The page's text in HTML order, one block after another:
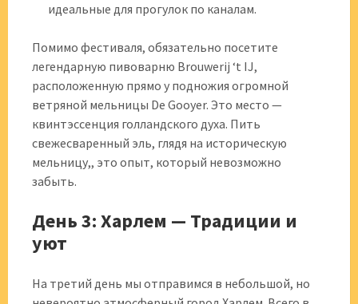
идеальные для прогулок по каналам.
Помимо фестиваля, обязательно посетите
легендарную пивоварню Brouwerij ‘t IJ,
расположенную прямо у подножия огромной
ветряной мельницы De Gooyer. Это место —
квинтэссенция голландского духа. Пить
свежесваренный эль, глядя на историческую
мельницу,, это опыт, который невозможно
забыть.
День 3: Харлем — Традиции и
уют
На третий день мы отправимся в небольшой, но